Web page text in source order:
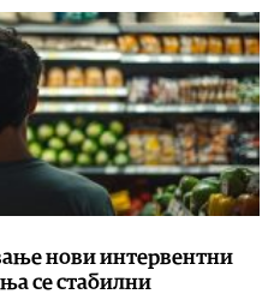
нови интервентни
се стабилни